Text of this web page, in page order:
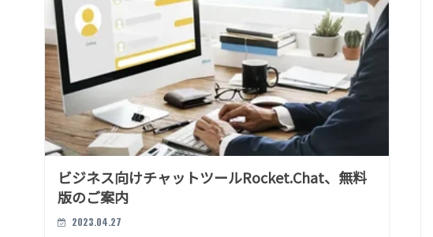
ビジネス向けチャットツールRocket.Chat、無料
版のご案内
2023.04.27